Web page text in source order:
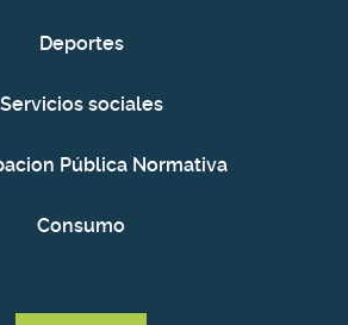
2026. Programa 2402.
de marionetas "Muppets"
Deportes
Servicios sociales
Pública Normativa
Consumo